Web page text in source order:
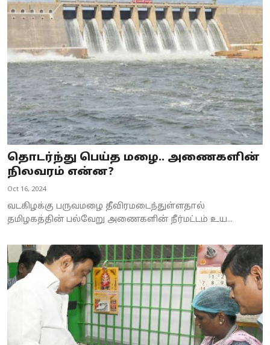
தொடர்ந்து பெய்த மழை.. அணைகளின்
நிலவரம் என்ன?
Oct 16, 2024
வடகிழக்கு பருவமழை தீவிரமடைந்துள்ளதால்
தமிழகத்தின் பல்வேறு அணைகளின் நீர்மட்டம் உய...